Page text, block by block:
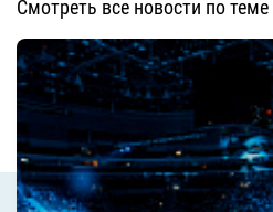
Смотреть все новости по теме